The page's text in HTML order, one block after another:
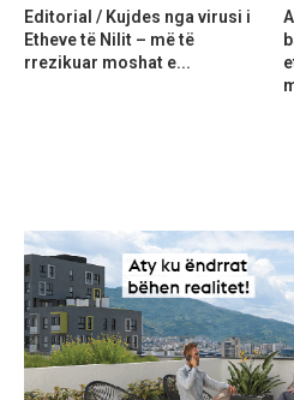
Editorial / Kujdes nga virusi i
Etheve të Nilit – më të
rrezikuar moshat e...